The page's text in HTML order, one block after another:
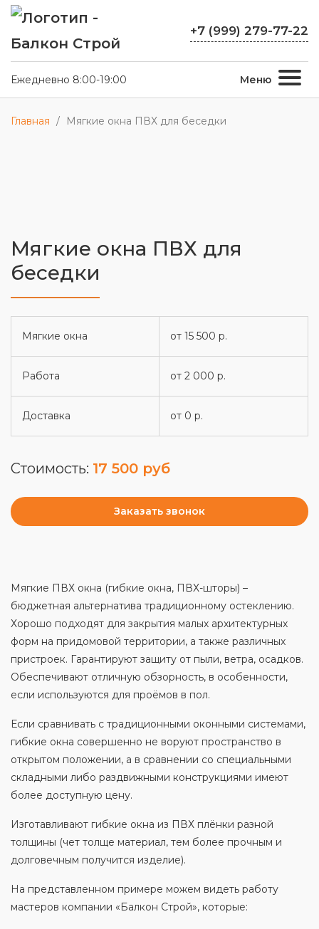
+7 (999) 279-77-22
Ежедневно 8:00-19:00 Меню
Главная / Мягкие окна ПВХ для беседки
Мягкие окна ПВХ для
беседки
Мягкие окна от 15 500 р.
Работа от 2 000 р.
Доставка от 0 р.
Стоимость: 17 500 руб
Заказать звонок
Мягкие ПВХ окна (гибкие окна, ПВХ-шторы) –
бюджетная альтернатива традиционному остеклению.
Хорошо подходят для закрытия малых архитектурных
форм на придомовой территории, а также различных
пристроек. Гарантируют защиту от пыли, ветра, осадков.
Обеспечивают отличную обзорность, в особенности,
если используются для проёмов в пол.
Если сравнивать с традиционными оконными системами,
гибкие окна совершенно не воруют пространство в
открытом положении, а в сравнении со специальными
складными либо раздвижными конструкциями имеют
более доступную цену.
Изготавливают гибкие окна из ПВХ плёнки разной
толщины (чет толще материал, тем более прочным и
долговечным получится изделие).
На представленном примере можем видеть работу
мастеров компании «Балкон Строй», которые: